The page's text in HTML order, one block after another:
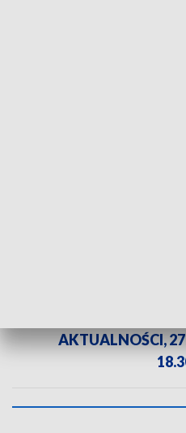
AKTUALNOŚCI,